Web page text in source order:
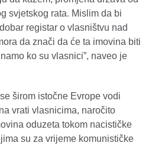
svjetskog rata. Mislim da bi
registar o vlasništvu nad
da znači da će ta imovina biti
ko su vlasnici”, naveo je
širom istočne Evrope vodi
vrati vlasnicima, naročito
oduzeta tokom nacističke
su za vrijeme komunističke